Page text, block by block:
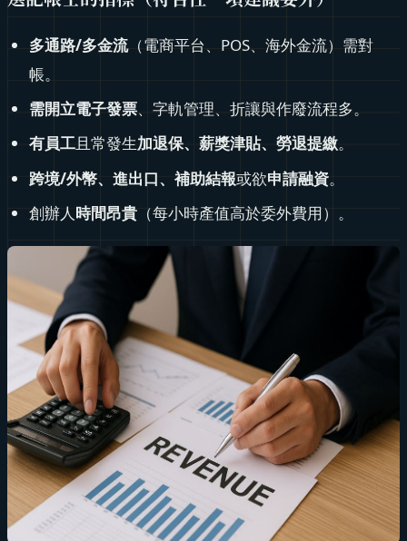
多通路/多金流（電商平台、POS、海外金流）需對
帳。
需開立電子發票、字軌管理、折讓與作廢流程多。
有員工且常發生加退保、薪獎津貼、勞退提繳。
跨境/外幣、進出口、補助結報或欲申請融資。
創辦人時間昂貴 （每小時產值高於委外費用）。